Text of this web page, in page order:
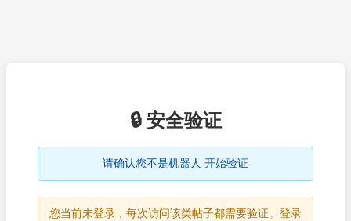
🔒 安全验证
请确认您不是机器人 开始验证
您当前未登录，每次访问该类帖子都需要验证。登录